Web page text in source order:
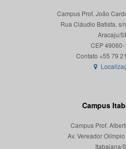
Campus Prof. João
Rua Cláudio Batista, s/
Aracaju/
CEP 49060-
Campus
Campus Prof.
Av. Vereador
Itabaiana/